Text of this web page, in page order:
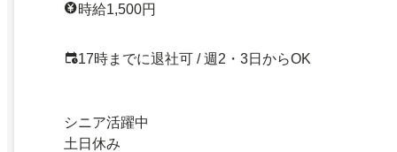
時給1,500円
17時までに退社可 / 週2・3日からOK
シニア活躍中
土日休み